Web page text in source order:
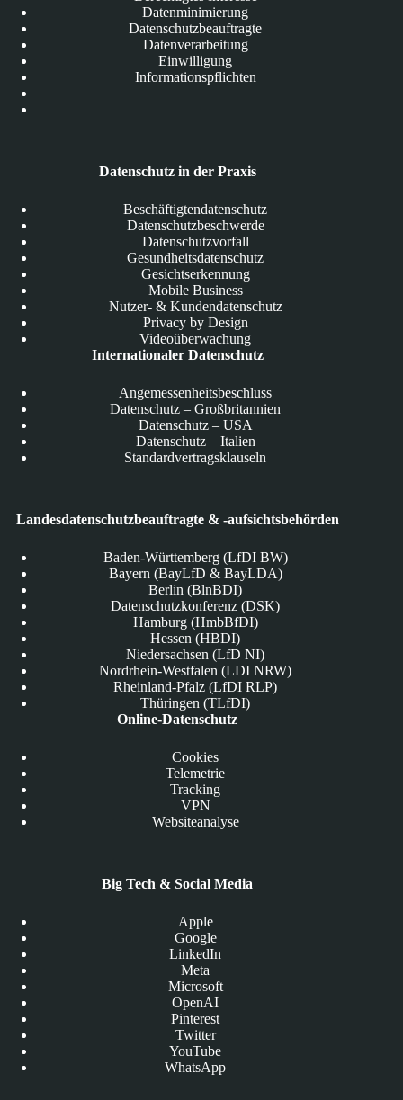
Datenminimierung
Datenschutzbeauftragte
Datenverarbeitung
Einwilligung
Informationspflichten
Datenschutz in der Praxis
Beschäftigtendatenschutz
Datenschutzbeschwerde
Datenschutzvorfall
Gesundheitsdatenschutz
Gesichtserkennung
Mobile Business
Nutzer- & Kundendatenschutz
Privacy by Design
Videoüberwachung
Internationaler Datenschutz
Angemessenheitsbeschluss
Datenschutz – Großbritannien
Datenschutz – USA
Datenschutz – Italien
Standardvertragsklauseln
Landesdatenschutzbeauftragte & -aufsichtsbehörden
Baden-Württemberg (LfDI BW)
Bayern (BayLfD & BayLDA)
Berlin (BlnBDI)
Datenschutzkonferenz (DSK)
Hamburg (HmbBfDI)
Hessen (HBDI)
Niedersachsen (LfD NI)
Nordrhein-Westfalen (LDI NRW)
Rheinland-Pfalz (LfDI RLP)
Thüringen (TLfDI)
Online-Datenschutz
Cookies
Telemetrie
Tracking
VPN
Websiteanalyse
Big Tech & Social Media
Apple
Google
LinkedIn
Meta
Microsoft
OpenAI
Pinterest
Twitter
YouTube
WhatsApp